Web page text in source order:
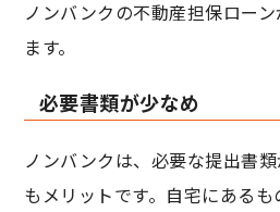
ノンバンクの不動産担保ロー
ます。
必要書類が少なめ
ノンバンクは、必要な提出書
もメリットです。自宅にある